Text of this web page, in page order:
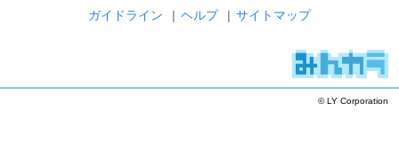
ガイドライン
| ヘルプ | サイトマップ
© LY Corporation